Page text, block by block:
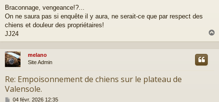
a
g
e
Braconnage, vengeance!?...
On ne saura pas si enquête il y aura, ne serait-ce que par respect des
chiens et douleur des propriétaires!
JJ24
a
melano
Site Admin
Re: Empoisonnement de chiens sur le plateau de
Valensole.
M
04 févr. 2026 12:35